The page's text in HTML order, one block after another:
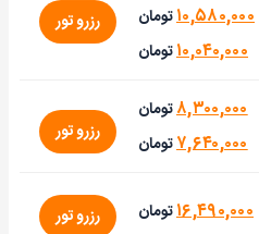
۱۰,۵۸۰,۰۰۰تومان
۱۰,۰۴۰,۰۰۰تومان
رزرو تور
۸,۳۰۰,۰۰۰تومان
۷,۶۴۰,۰۰۰تومان رزرو تور
۱۶,۴۹۰,۰۰۰تومان رزرو تور